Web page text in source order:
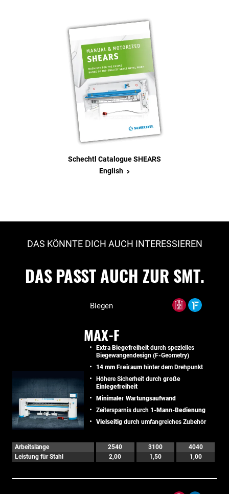
Schechtl Catalogue SHEARS
English >
DAS KÖNNTE DICH AUCH INTERESSIEREN
DAS PASST AUCH ZUR SMT.
Biegen
MAX-F
Extra Biegefreiheit durch spezielles
Biegewangendesign (F-Geometry)
14 mm Freiraum hinter dem Drehpunkt
Höhere Sicherheit durch große
Einlegefreiheit
Minimaler Wartungsaufwand
Zeitersparnis durch 1-Mann-Bedienung
Vielseitig durch umfangreiches Zubehör
Arbeitslänge 2540 3100
4040
Leistung für Stahl
2,00 1,50 1,00